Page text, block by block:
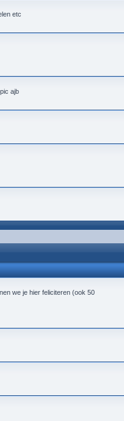
etc
ajb
we je hier feliciteren (ook 50